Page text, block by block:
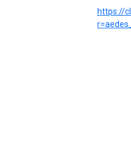
https://